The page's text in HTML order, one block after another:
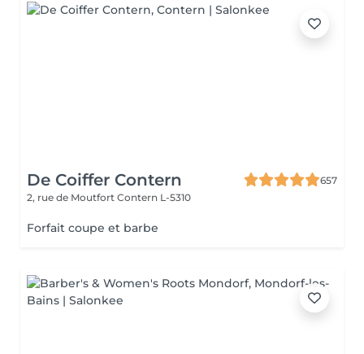
De Coiffer Contern
657
2, rue de Moutfort Contern L-5310
Forfait coupe et barbe